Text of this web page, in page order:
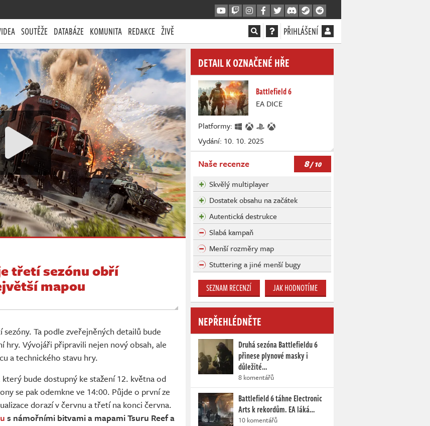
SOUTĚŽE DATABÁZE KOMUNITA REDAKCE ŽIVĚ PŘIHLÁŠENÍ
třetí sezónu obří
mapou
Ta podle zveřejněných detailů bude
hry. Vývojáři připravili nejen nový obsah, ale
a technického stavu hry.
bude dostupný ke stažení 12. května od
se pak odemkne ve 14:00. Půjde o první ze
dorazí v červnu a třetí na konci června.
s námořními bitvami a mapami Tsuru Reef a
DETAIL K OZNAČENÉ HŘE
Battlefield 6
EA DICE
Platformy:
Vydání: 10. 10. 2025
Naše recenze 8/ 10
Skvělý multiplayer
Dostatek obsahu na začátek
Autentická destrukce
Slabá kampaň
Menší rozměry map
Stuttering a jiné menší bugy
SEZNAM RECENZÍ JAK HODNOTÍME
NEPŘEHLÉDNĚTE
Druhá sezóna Battlefieldu 6
přinese plynové masky i
důležité…
8 komentářů
Battlefield 6 táhne Electronic
Arts k rekordům. EA láká…
10 komentářů